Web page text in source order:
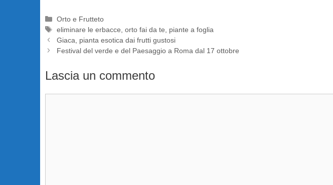
Categorie
Orto e Frutteto
Tag
eliminare le erbacce orto fai da te
piante a foglia
Giaca, pianta esotica dai frutti gustosi
Festival del verde e del Paesaggio a Roma dal 17 ottobre
Lascia un commento